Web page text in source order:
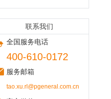
联系我们
全国服务电话
400-610-0172
服务邮箱
tao.xu.rl@pgeneral.com.cn